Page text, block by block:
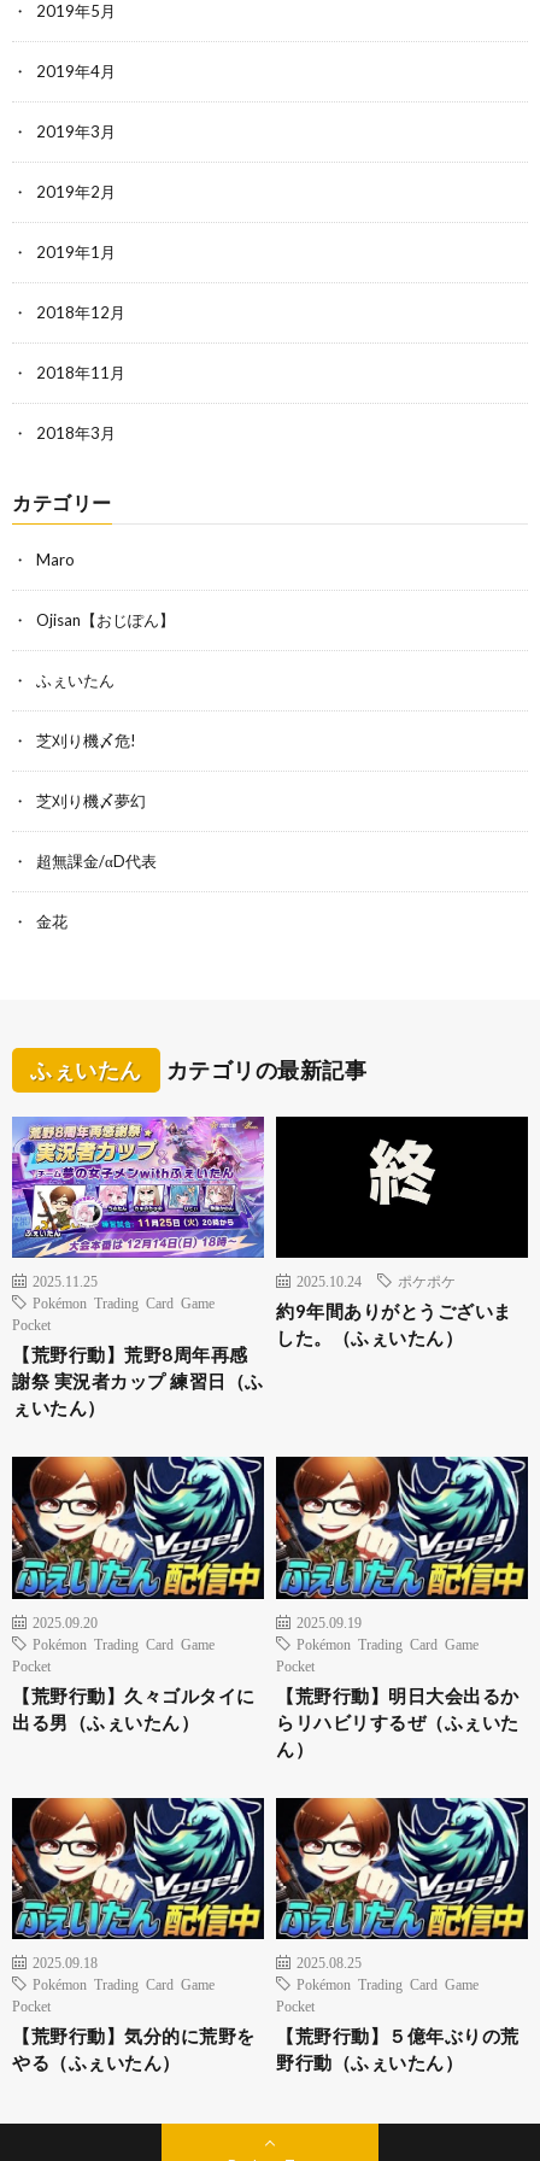
2019年5月
2019年4月
2019年3月
2019年2月
2019年1月
2018年12月
2018年11月
2018年3月
カテゴリー
Maro
Ojisan【おじぽん】
ふぇいたん
芝刈り機〆危!
芝刈り機〆夢幻
超無課金/αD代表
金花
ふぇいたん カテゴリの最新記事
2025.11.25
Pokémon Trading Card Game
Pocket
【荒野行動】荒野8周年再感
謝祭 実況者カップ 練習日（ふ
ぇいたん）
2025.10.24 ポケポケ
約9年間ありがとうございま
した。（ふぇいたん）
2025.09.20
Pokémon Trading Card Game
Pocket
【荒野行動】久々ゴルタイに
出る男（ふぇいたん）
2025.09.19
Pokémon Trading Card Game
Pocket
【荒野行動】明日大会出るか
らリハビリするぜ（ふぇいた
ん）
2025.09.18
Pokémon Trading Card Game
Pocket
【荒野行動】気分的に荒野を
やる（ふぇいたん）
2025.08.25
Pokémon Trading Card Game
Pocket
【荒野行動】５億年ぶりの荒
野行動（ふぇいたん）